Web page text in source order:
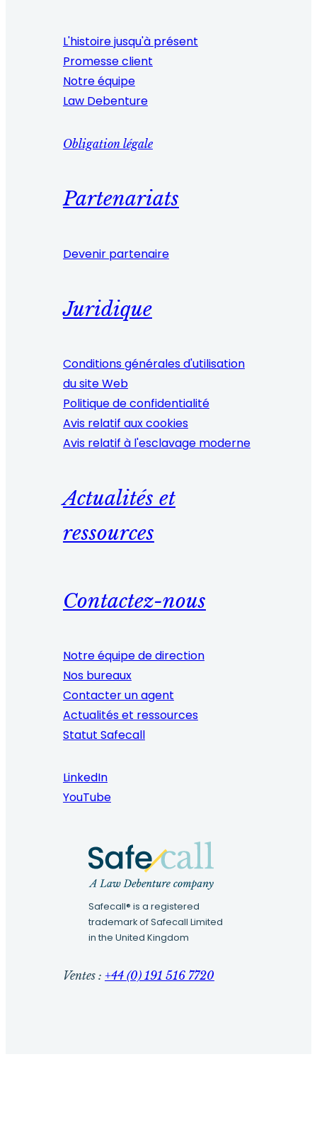
L'histoire jusqu'à présent
Promesse client
Notre équipe
Law Debenture
Obligation légale
Partenariats
Devenir partenaire
Juridique
Conditions générales d'utilisation
du site Web
Politique de confidentialité
Avis relatif aux cookies
Avis relatif à l'esclavage moderne
Actualités et
ressources
Contactez-nous
Notre équipe de direction
Nos bureaux
Contacter un agent
Actualités et ressources
Statut Safecall
LinkedIn
YouTube
Safecall® is a registered
trademark of Safecall Limited
in the United Kingdom
Ventes : +44 (0) 191 516 7720